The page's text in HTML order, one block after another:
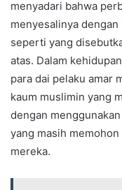
menyadari bahwa
menyesalinya
seperti yang
atas. Dalam
para dai pelaku amar
kaum muslimin yang
dengan
yang masih
mereka.